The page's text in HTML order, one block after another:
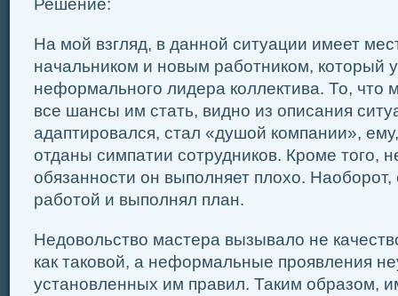
Решение:
На мой взгляд, в данной ситуации имеет
начальником и новым работником, который
неформального лидера коллектива. То, что
все шансы им стать, видно из описания
адаптировался, стал «душой компании»,
отданы симпатии сотрудников. Кроме того,
обязанности он выполняет плохо.
работой и выполнял план.
Недовольство мастера вызывало не
как таковой, а неформальные проявления
установленных им правил. Таким образом,